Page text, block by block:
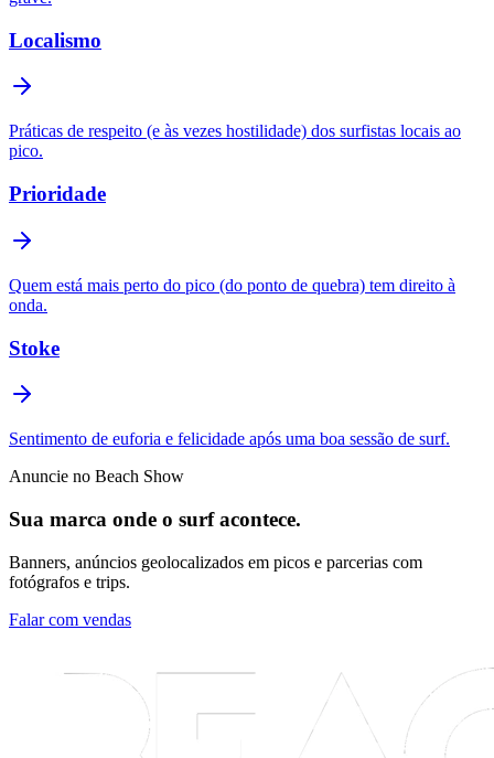
Localismo
Práticas de respeito (e às vezes hostilidade) dos surfistas locais ao
pico.
Prioridade
Quem está mais perto do pico (do ponto de quebra) tem direito à
onda.
Stoke
Sentimento de euforia e felicidade após uma boa sessão de surf.
Anuncie no Beach Show
Sua marca onde o surf acontece.
Banners, anúncios geolocalizados em picos e parcerias com
fotógrafos e trips.
Falar com vendas